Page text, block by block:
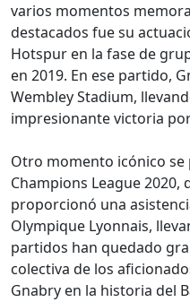
varios momentos
destacados fue su
Hotspur en la fase de
en 2019. En ese partido,
Wembley Stadium,
impresionante victoria
Otro momento icónico
Champions League
proporcionó una
Olympique Lyonnais,
partidos han quedado
colectiva de los
Gnabry en la historia del